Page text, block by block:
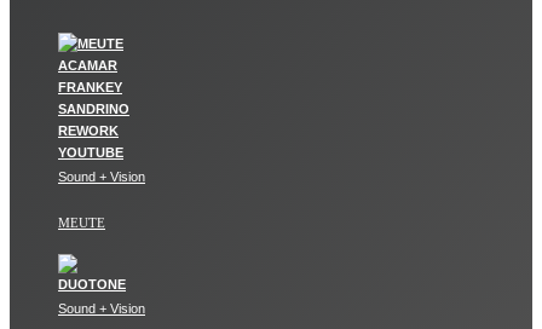
Sound + Vision
MEUTE
Sound + Vision